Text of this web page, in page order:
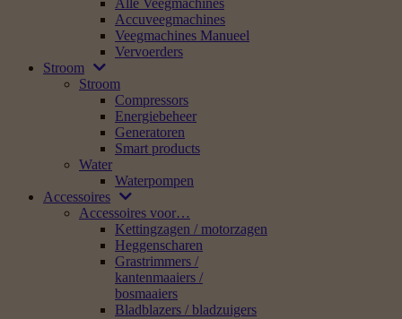
Alle Veegmachines
Accuveegmachines
Veegmachines Manueel
Vervoerders
Stroom
Stroom
Compressors
Energiebeheer
Generatoren
Smart products
Water
Waterpompen
Accessoires
Accessoires voor…
Kettingzagen / motorzagen
Heggenscharen
Grastrimmers /
kantenmaaiers /
bosmaaiers
Bladblazers / bladzuigers